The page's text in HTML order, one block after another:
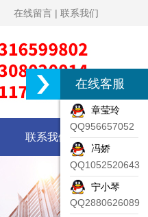
在线留言 | 联系我们
联系我们
在线客服
章莹玲
QQ956657052
冯娇
QQ1052520643
宁小琴
QQ2880626089